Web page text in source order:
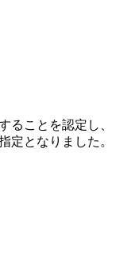
ることを認定し、
定となりました。